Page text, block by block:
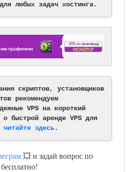
любых задач хостинга.
скриптов, установщиков
рекомендуем
VPS на короткий
быстрой аренде VPS для
читайте здесь.
💥 и задай вопрос по